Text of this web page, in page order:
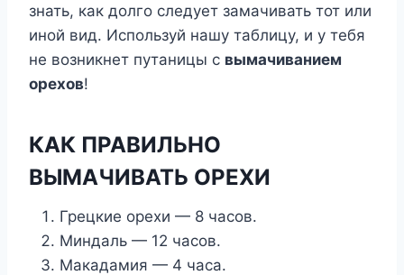
знать, как долго следует замачивать тот или
иной вид. Используй нашу таблицу, и у тебя
не возникнет путаницы с вымачиванием
орехов!
КАК ПРАВИЛЬНО
ВЫМАЧИВАТЬ ОРЕХИ
Грецкие орехи — 8 часов.
Миндаль — 12 часов.
Макадамия — 4 часа.